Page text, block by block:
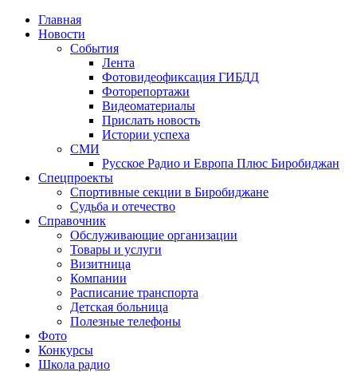
Главная
Новости
События
Лента
Фотовидеофиксация ГИБДД
Фоторепортажи
Видеоматериалы
Прислать новость
Истории успеха
СМИ
Русское Радио и Европа Плюс Биробиджан
Спецпроекты
Спортивные секции в Биробиджане
Судьба и отечество
Справочник
Обслуживающие организации
Товары и услуги
Визитница
Компании
Расписание транспорта
Детская больница
Полезные телефоны
Фото
Конкурсы
Школа радио